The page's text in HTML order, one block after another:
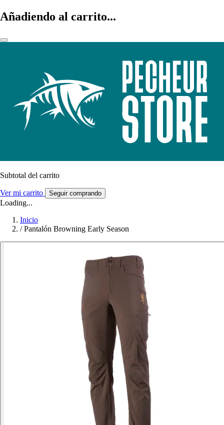
Añadiendo al carrito...
Subtotal del carrito
Ver mi carrito Seguir comprando
Loading...
Inicio
/ Pantalón Browning Early Season